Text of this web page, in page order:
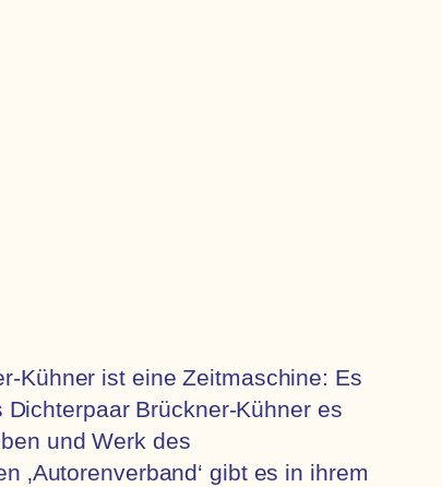
Kühner ist eine Zeitmaschine: Es
Brückner-Kühner es
und Werk des
‚Autorenverband‘ gibt es in ihrem